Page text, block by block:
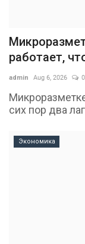
работает,
admin Aug 6, 2026 0
сих пор два
Экономика